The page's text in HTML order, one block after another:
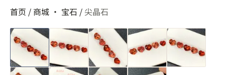
首页 / 商城 · 宝石 / 尖晶石